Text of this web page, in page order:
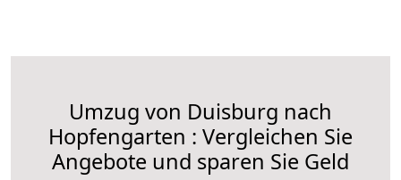
Umzug von Duisburg nach
Hopfengarten : Vergleichen Sie
Angebote und sparen Sie Geld